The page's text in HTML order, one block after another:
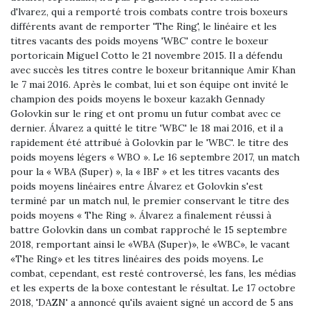
d'lvarez, qui a remporté trois combats contre trois boxeurs
différents avant de remporter 'The Ring', le linéaire et les
titres vacants des poids moyens 'WBC' contre le boxeur
portoricain Miguel Cotto le 21 novembre 2015. Il a défendu
avec succès les titres contre le boxeur britannique Amir Khan
le 7 mai 2016. Après le combat, lui et son équipe ont invité le
champion des poids moyens le boxeur kazakh Gennady
Golovkin sur le ring et ont promu un futur combat avec ce
dernier. Álvarez a quitté le titre 'WBC' le 18 mai 2016, et il a
rapidement été attribué à Golovkin par le 'WBC'. le titre des
poids moyens légers « WBO ». Le 16 septembre 2017, un match
pour la « WBA (Super) », la « IBF » et les titres vacants des
poids moyens linéaires entre Álvarez et Golovkin s'est
terminé par un match nul, le premier conservant le titre des
poids moyens « The Ring ». Álvarez a finalement réussi à
battre Golovkin dans un combat rapproché le 15 septembre
2018, remportant ainsi le «WBA (Super)», le «WBC», le vacant
«The Ring» et les titres linéaires des poids moyens. Le
combat, cependant, est resté controversé, les fans, les médias
et les experts de la boxe contestant le résultat. Le 17 octobre
2018, 'DAZN' a annoncé qu'ils avaient signé un accord de 5 ans